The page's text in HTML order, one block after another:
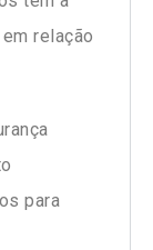
relação
para